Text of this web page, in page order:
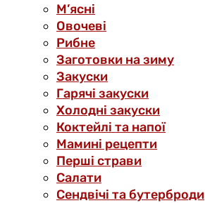
М’ясні
Овочеві
Рибне
Заготовки на зиму
Закуски
Гарячі закуски
Холодні закуски
Коктейлі та напої
Мамині рецепти
Перші страви
Салати
Сендвічі та бутерброди